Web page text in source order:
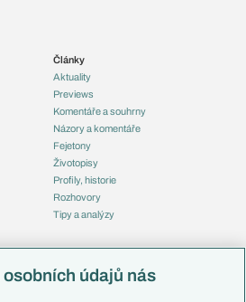
Články
Aktuality
Previews
Komentáře a souhrny
Názory a komentáře
Fejetony
Životopisy
Profily, historie
Rozhovory
Tipy a analýzy
Českoúdajů nás